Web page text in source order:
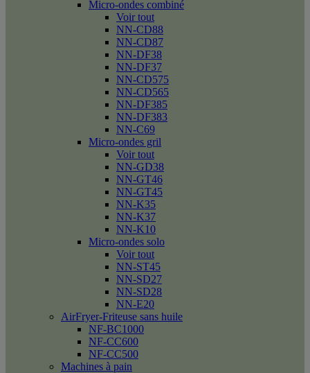
Micro-ondes combiné
Voir tout
NN-CD88
NN-CD87
NN-DF38
NN-DF37
NN-CD575
NN-CD565
NN-DF385
NN-DF383
NN-C69
Micro-ondes gril
Voir tout
NN-GD38
NN-GT46
NN-GT45
NN-K35
NN-K37
NN-K10
Micro-ondes solo
Voir tout
NN-ST45
NN-SD27
NN-SD28
NN-E20
AirFryer-Friteuse sans huile
NF-BC1000
NF-CC600
NF-CC500
Machines à pain